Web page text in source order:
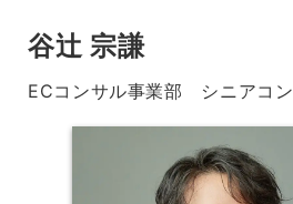
谷辻 宗謙
ECコンサル事業部 シニアコン